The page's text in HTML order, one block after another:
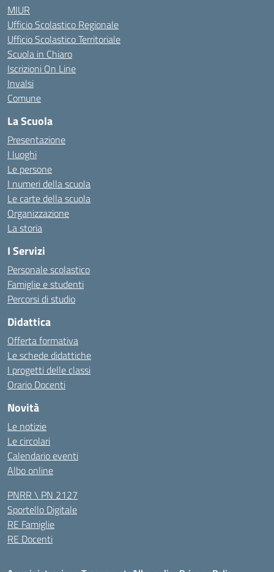
MIUR
Ufficio Scolastico Regionale
Ufficio Scolastico Territoriale
Scuola in Chiaro
Iscrizioni On Line
Invalsi
Comune
La Scuola
Presentazione
I luoghi
Le persone
I numeri della scuola
Le carte della scuola
Organizzazione
La storia
I Servizi
Personale scolastico
Famiglie e studenti
Percorsi di studio
Didattica
Offerta formativa
Le schede didattiche
I progetti delle classi
Orario Docenti
Novità
Le notizie
Le circolari
Calendario eventi
Albo online
PNRR \ PN 2127
Sportello Digitale
RE Famiglie
RE Docenti